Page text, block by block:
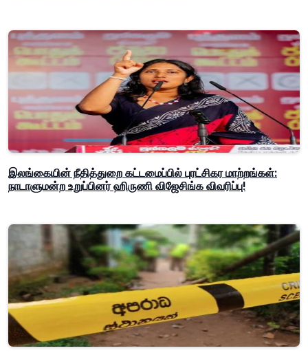
இலங்கையின் நீதித்துறை கட்டமைப்பில் புரட்சிகர மாற்றங்கள்:
நாடாளுமன்ற உறுப்பினர் ஹிருணி விஜேசிங்க விவரிப்பு!